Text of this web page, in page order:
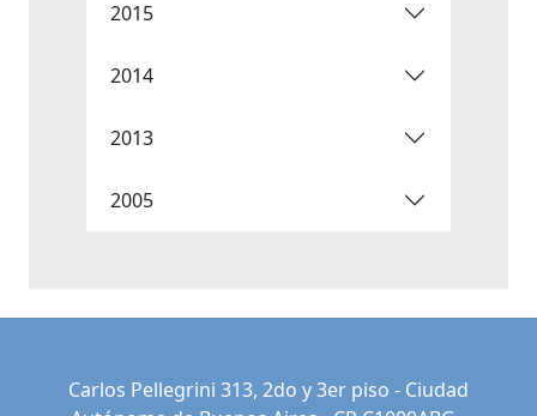
2015
2014
2013
2005
Carlos Pellegrini 313, 2do y 3er piso - Ciudad